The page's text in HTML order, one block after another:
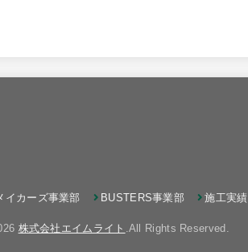
イカーズ事業部 BUSTERS事業部 施工実績
株式会社エイムライト .All Rights Reserved.